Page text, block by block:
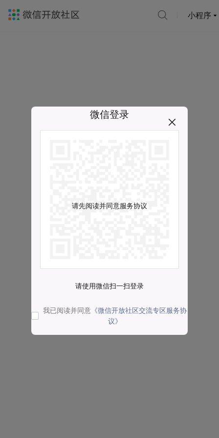
小程序
微信登录
请先阅读并同意服务协议
请使用微信扫一扫登录
我已阅读并同意 《微信开放社区交流专区服务协
议》